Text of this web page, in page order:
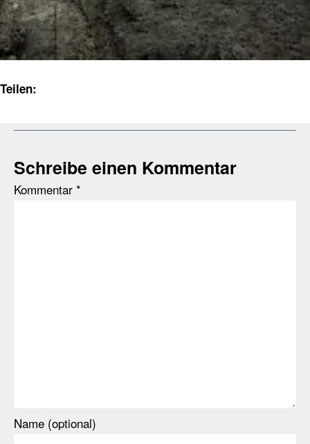
Teilen:
Schreibe einen Kommentar
Kommentar *
Name (optional)